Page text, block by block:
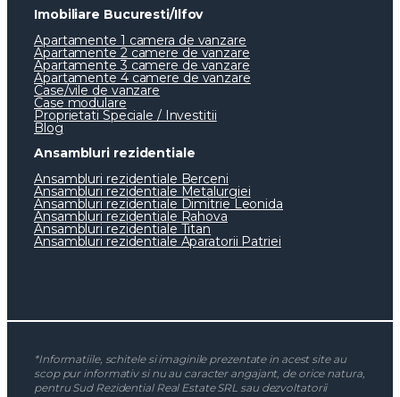
Imobiliare Bucuresti/Ilfov
Apartamente 1 camera de vanzare
Apartamente 2 camere de vanzare
Apartamente 3 camere de vanzare
Apartamente 4 camere de vanzare
Case/vile de vanzare
Case modulare
Proprietati Speciale / Investitii
Blog
Ansambluri rezidentiale
Ansambluri rezidentiale Berceni
Ansambluri rezidentiale Metalurgiei
Ansambluri rezidentiale Dimitrie Leonida
Ansambluri rezidentiale Rahova
Ansambluri rezidentiale Titan
Ansambluri rezidentiale Aparatorii Patriei
*Informatiile, schitele si imaginile prezentate in acest site au
scop pur informativ si nu au caracter angajant, de orice natura,
pentru Sud Rezidential Real Estate SRL sau dezvoltatorii